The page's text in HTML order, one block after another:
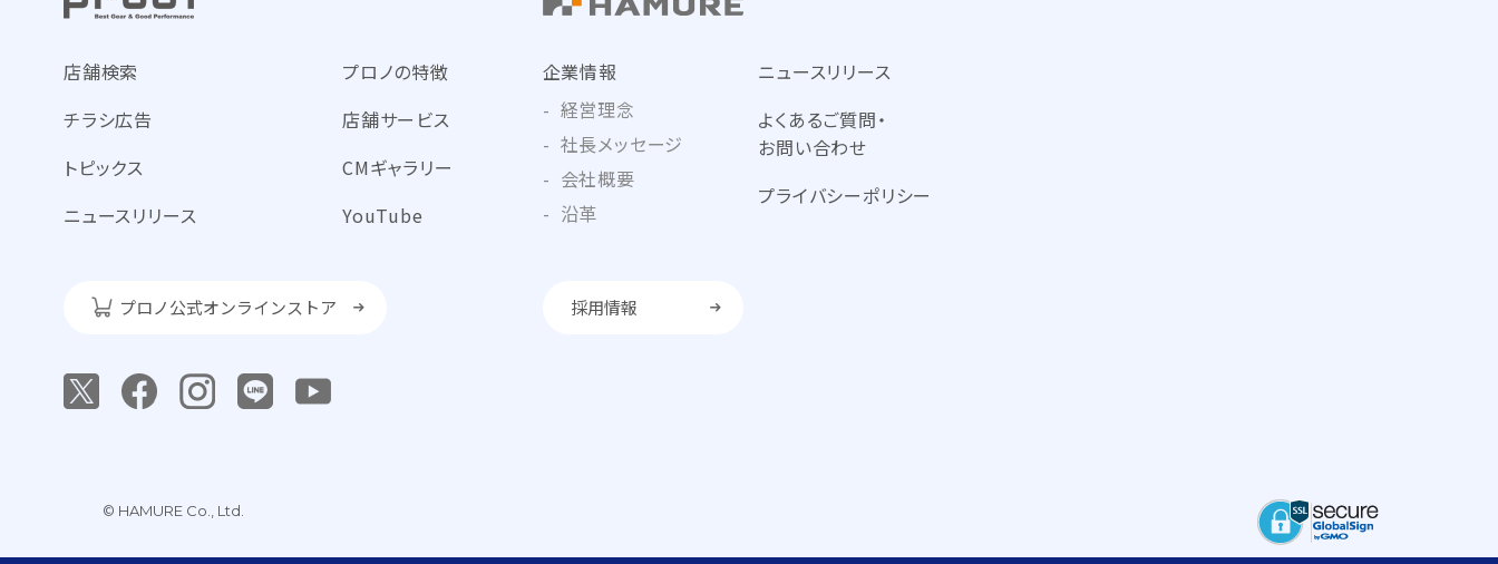
店舗検索
チラシ広告
トピックス
ニュースリリース
プロノの特徴
店舗サービス
CMギャラリー
YouTube
プロノ公式オンラインストア
企業情報
経営理念
社長メッセージ
会社概要
沿革
ニュースリリース
よくあるご質問・
お問い合わせ
プライバシーポリシー
採用情報
© HAMURE Co., Ltd.